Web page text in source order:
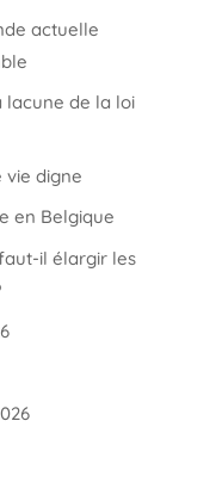
actuelle
lacune de la loi
vie digne
en Belgique
il élargir les